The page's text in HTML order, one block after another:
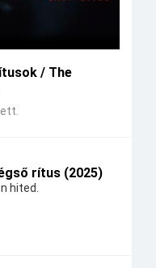
/ The
rítus (2025)
hited.